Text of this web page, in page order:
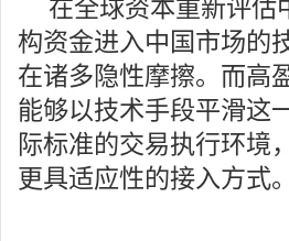
在全球资本重新评估
构资金进入中国市场的
在诸多隐性摩擦。而高
能够以技术手段平滑
际标准的交易执行环境
更具适应性的接入方式。